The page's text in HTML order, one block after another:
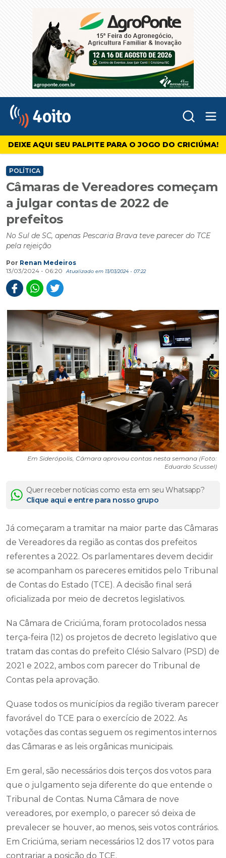
4oito
DEIXE AQUI SEU PALPITE PARA O JOGO DO CRICIÚMA!
POLÍTICA
Câmaras de Vereadores começam
a julgar contas de 2022 de
prefeitos
No Sul de SC, apenas Pescaria Brava teve parecer do TCE
pela rejeição
Por Renan Medeiros
13/03/2024 - 06:20
Atualizado em 13/03/2024 - 07:22
Em Siderópolis, Câmara aprovou contas nesta semana (Foto:
Eduardo Scussel)
Quer receber notícias como esta em seu Whatsapp?
Clique aqui e entre para nosso grupo
Já começaram a tramitar na maior parte das Câmaras
de Vereadores da região as contas dos prefeitos
referentes a 2022. Os parlamentares devem decidir
se acompanham os pareceres emitidos pelo Tribunal
de Contas do Estado (TCE). A decisão final será
oficializada por meio de decretos legislativos.
Na Câmara de Criciúma, foram protocolados nessa
terça-feira (12) os projetos de decreto legislativo que
tratam das contas do prefeito Clésio Salvaro (PSD) de
2021 e 2022, ambos com parecer do Tribunal de
Contas pela aprovação.
Quase todos os municípios da região tiveram parecer
favorável do TCE para o exercício de 2022. As
votações das contas seguem os regimentos internos
das Câmaras e as leis orgânicas municipais.
Em geral, são necessários dois terços dos votos para
que o julgamento seja diferente do que entende o
Tribunal de Contas. Numa Câmara de nove
vereadores, por exemplo, o parecer só deixa de
prevalecer se houver, ao menos, seis votos contrários.
Em Criciúma, seriam necessários 12 dos 17 votos para
contrariar a posição do TCE.